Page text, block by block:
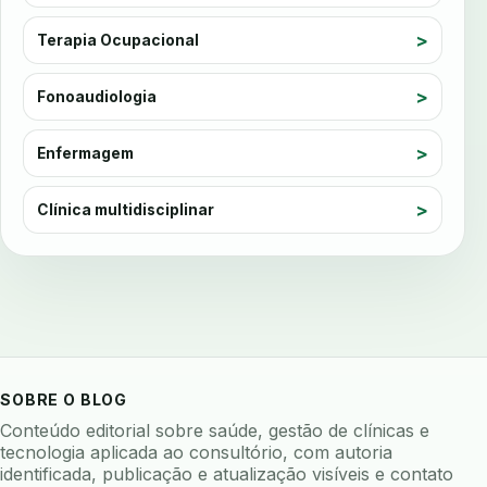
auto checkin autoclave
automacao automacao clinica
automacao odontologica
avaliacao de software odontologico
avaliação nutricional
biofilme linhas agua bioimpedancia
biomarcadores biomateriais biomecanica
Terapia Ocupacional
Fonoaudiologia
Enfermagem
Clínica multidisciplinar
SOBRE O BLOG
Conteúdo editorial sobre saúde, gestão de clínicas e
tecnologia aplicada ao consultório, com autoria
identificada, publicação e atualização visíveis e contato